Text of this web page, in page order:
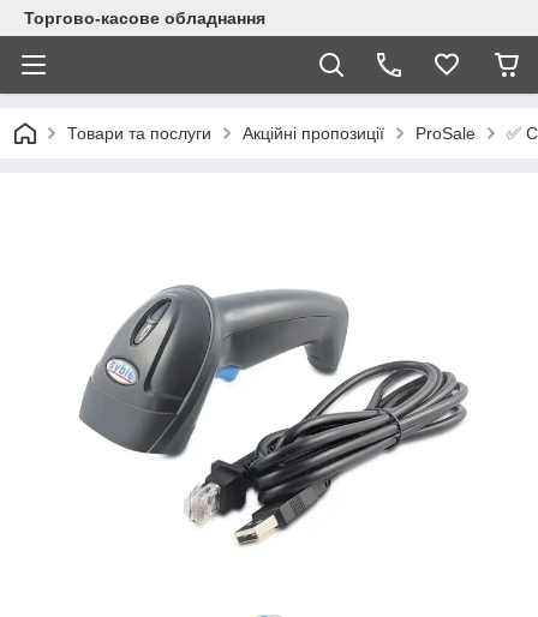
Торгово-касове обладнання
Товари та послуги Акційні пропозиції ProSale ✅